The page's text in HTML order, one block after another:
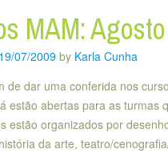
MAM: Agosto
19/07/2009 by Karla Cunha
de dar uma conferida nos
estão abertas para as turmas
estão organizados por
da arte, teatro/